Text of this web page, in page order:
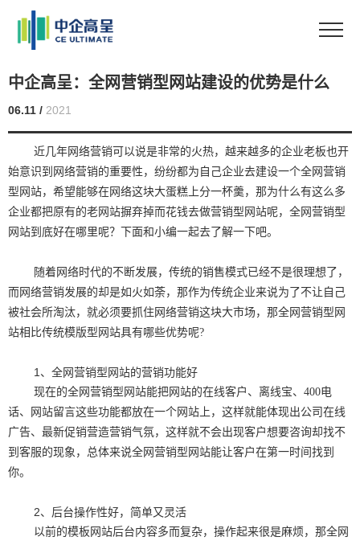
中企高呈：全网营销型网站建设的优势是什么
06.11 / 2021
近几年网络营销可以说是非常的火热，越来越多的企业老板也开
始意识到网络营销的重要性，纷纷都为自己企业去建设一个全网营销
型网站，希望能够在网络这块大蛋糕上分一杯羹，那为什么有这么多
企业都把原有的老网站摒弃掉而花钱去做营销型网站呢，全网营销型
网站到底好在哪里呢？下面和小编一起去了解一下吧。
随着网络时代的不断发展，传统的销售模式已经不是很理想了，
而网络营销发展的却是如火如荼，那作为传统企业来说为了不让自己
被社会所淘汰，就必须要抓住网络营销这块大市场，那全网营销型网
站相比传统模版型网站具有哪些优势呢?
1、全网营销型网站的营销功能好
现在的全网营销型网站能把网站的在线客户、离线宝、400电
话、网站留言这些功能都放在一个网站上，这样就能体现出公司在线
广告、最新促销营造营销气氛，这样就不会出现客户想要咨询却找不
到客服的现象，总体来说全网营销型网站能让客户在第一时间找到
你。
2、后台操作性好，简单又灵活
以前的模板网站后台内容多而复杂，操作起来很是麻烦，那全网